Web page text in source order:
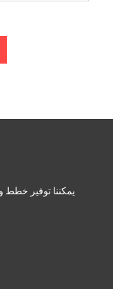
يمكننا توفير خطط